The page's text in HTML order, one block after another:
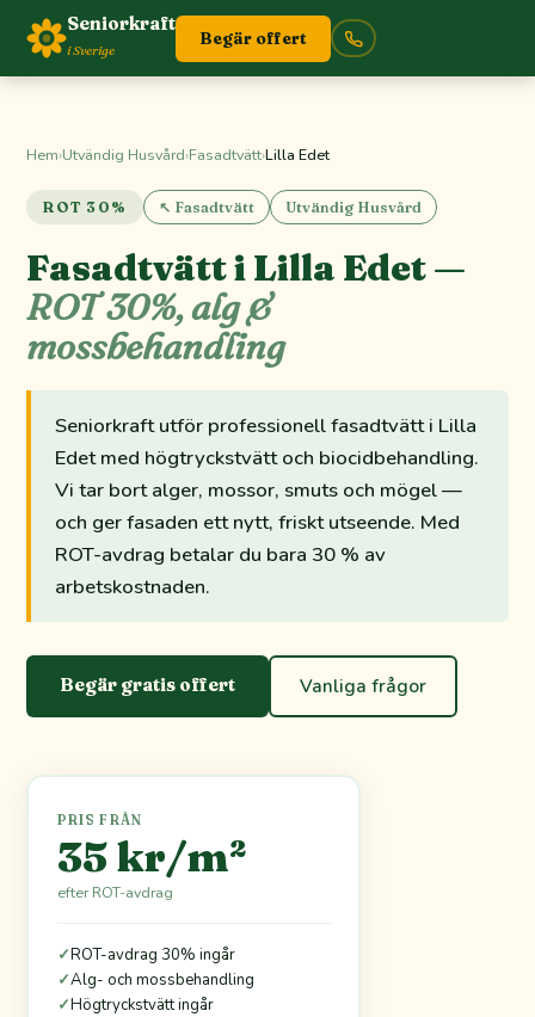
Seniorkraft
i Sverige
Begär offert
Hem›Utvändig Husvård›Fasadtvätt›Lilla Edet
ROT 30% ↖ Fasadtvätt Utvändig Husvård
Fasadtvätt i Lilla Edet —
ROT 30%, alg &
mossbehandling
Seniorkraft utför professionell fasadtvätt i Lilla
Edet med högtryckstvätt och biocidbehandling.
Vi tar bort alger, mossor, smuts och mögel —
och ger fasaden ett nytt, friskt utseende. Med
ROT-avdrag betalar du bara 30 % av
arbetskostnaden.
Begär gratis offert Vanliga frågor
PRIS FRÅN
35 kr/m²
efter ROT-avdrag
✓ROT-avdrag 30% ingår
✓Alg- och mossbehandling
✓Högtryckstvätt ingår